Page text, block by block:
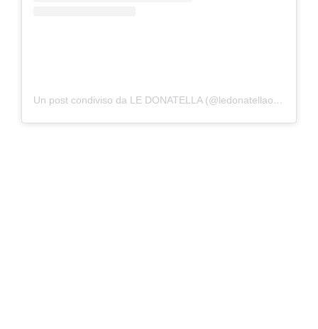
Un post condiviso da LE DONATELLA (@ledonatellaofficial)